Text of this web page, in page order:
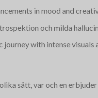
in mood and
och milda
with intense visuals
sätt, var och en